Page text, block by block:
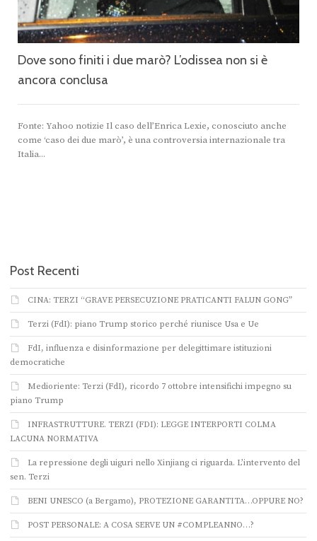
Dove sono finiti i due marò? L’odissea non si è
ancora conclusa
Fonte: Yahoo notizie Il caso dell’Enrica Lexie, conosciuto anche
come ‘caso dei due marò’, è una controversia internazionale tra
Italia...
Post Recenti
CINA: TERZI “GRAVE PERSECUZIONE PRATICANTI FALUN GONG”
Terzi (FdI): piano Trump storico perché riunisce Usa e Ue
FdI, influenza e disinformazione per delegittimare istituzioni
democratiche
Medioriente: Terzi (FdI), ricordo 7 ottobre intensifichi impegno su
piano Trump
INFRASTRUTTURE. TERZI (FDI): LEGGE INTERPORTI COLMA
LACUNA NORMATIVA
La repressione degli uiguri nello Xinjiang ci riguarda. L’intervento del
sen. Terzi
BENI UNESCO (a Bergamo), PROTEZIONE GARANTITA…OPPURE NO?
POST PERSONALE: A COSA SERVE UN #COMPLEANNO…?